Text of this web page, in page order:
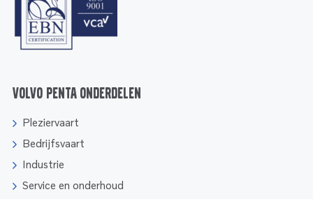
Volvo Penta onderdelen
Pleziervaart
Bedrijfsvaart
Industrie
Service en onderhoud